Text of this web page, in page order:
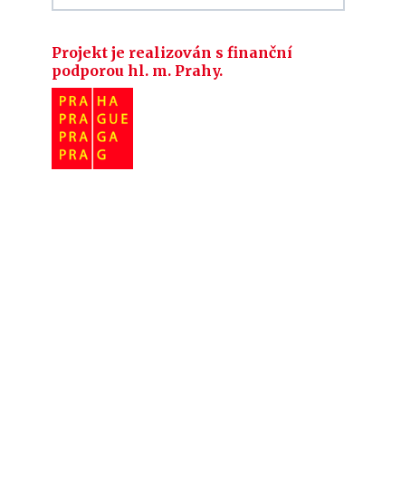
Projekt je realizován s finanční
podporou hl. m. Prahy.